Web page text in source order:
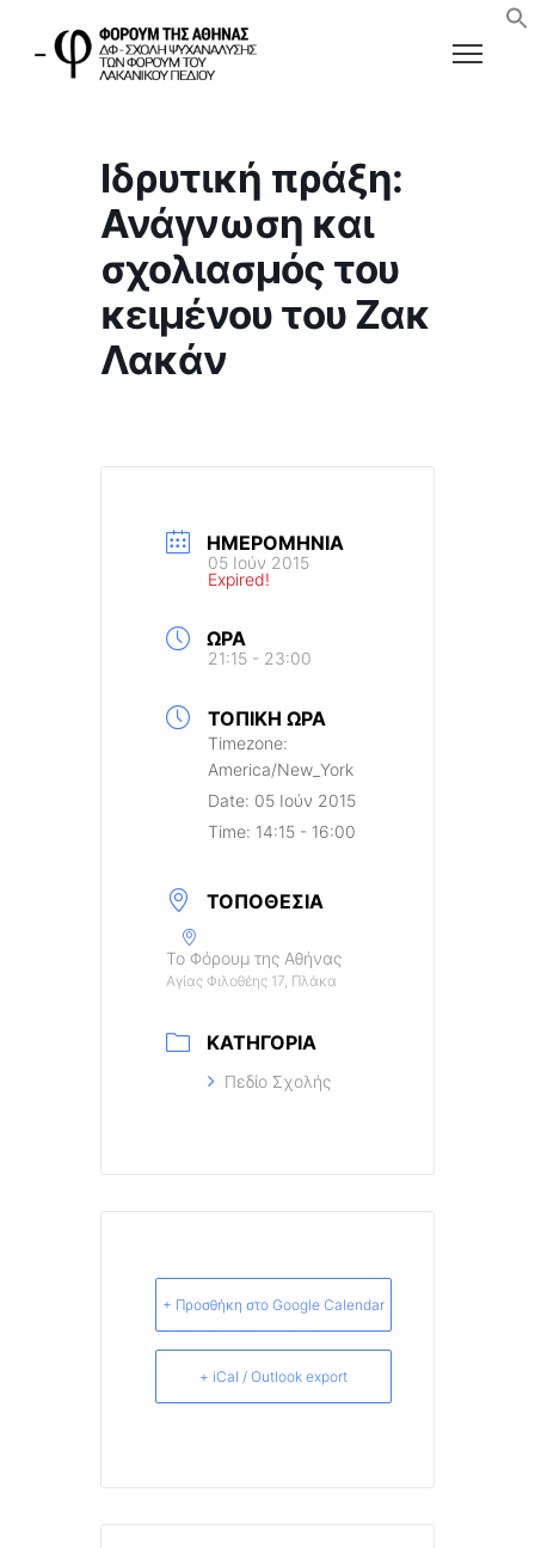
Ιδρυτική πράξη:
Ανάγνωση και
σχολιασμός του
κειμένου του Ζακ
Λακάν
ΗΜΕΡΟΜΗΝΊΑ
05 Ιούν 2015
Expired!
ΏΡΑ
21:15 - 23:00
ΤΟΠΙΚΉ ΏΡΑ
Timezone:
America/New_York
Date: 05 Ιούν 2015
Time: 14:15 - 16:00
ΤΟΠΟΘΕΣΊΑ
Το Φόρουμ της Αθήνας
Αγίας Φιλοθέης 17, Πλάκα
ΚΑΤΗΓΟΡΊΑ
Πεδίο Σχολής
+ Προσθήκη στο Google Calendar
+ iCal / Outlook export